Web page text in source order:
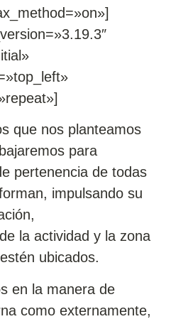
que nos planteamos
para
pertenencia de todas
impulsando su
la actividad y la zona
ubicados.
en la manera de
como externamente,